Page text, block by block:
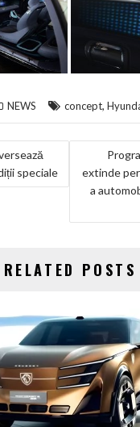
NEWS concept,
speciale
extinde
a
RELATED POSTS